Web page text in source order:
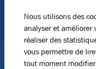
Nous utilisons des
analyser et améliorer
réaliser des
vous permettre de
tout moment